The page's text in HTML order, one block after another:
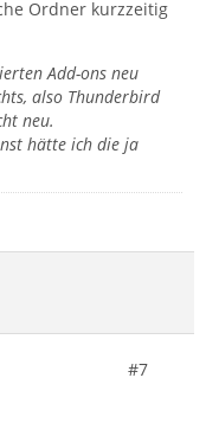
Ordner kurzzeitig
Add-ons neu
also Thunderbird
neu.
hätte ich die ja
#7